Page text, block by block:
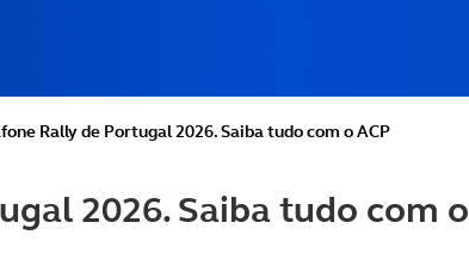
Rally de Portugal 2026. Saiba tudo com o ACP
2026. Saiba tudo com o